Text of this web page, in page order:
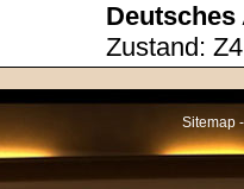
Deutsches
Zustand: Z4
Sitemap